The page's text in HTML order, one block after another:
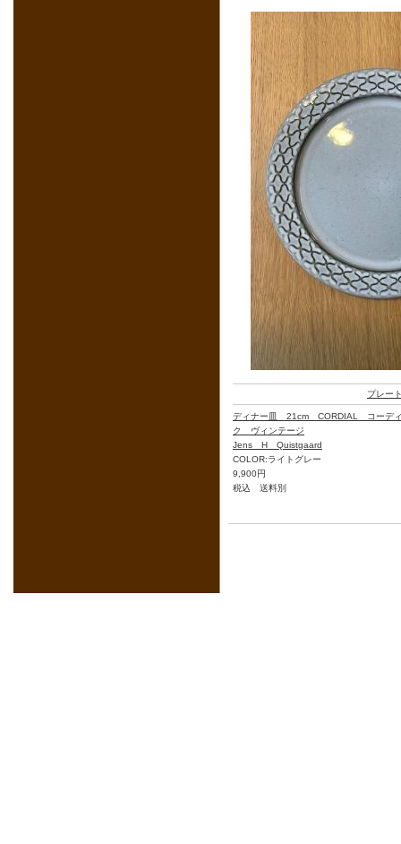
プレー
ディナー皿 21cm CORDIAL コーデ
ク ヴィンテージ
Jens H Quistgaard
COLOR:ライトグレー
9,900円
税込 送料別